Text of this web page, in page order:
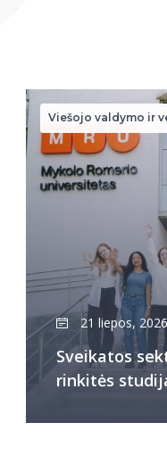
Viešojo valdymo ir
21 liepos, 2026
Sveikatos
rinkitės